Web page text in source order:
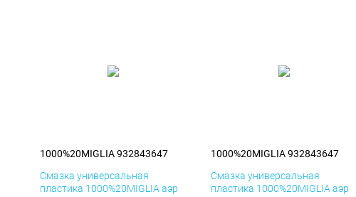
1000%20MIGLIA 932843647
Смазка универсальная
пластика 1000%20MIGLIA аэр
1000%20MIGLIA 932843647
Смазка универсальная
пластика 1000%20MIGLIA аэр